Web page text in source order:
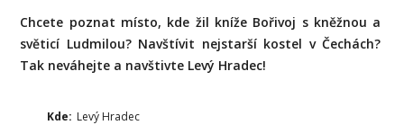
Chcete poznat místo, kde žil kníže Bořivoj s kněžnou a
světicí Ludmilou? Navštívit nejstarší kostel v Čechách?
Tak neváhejte a navštivte Levý Hradec!
Kde: Levý Hradec